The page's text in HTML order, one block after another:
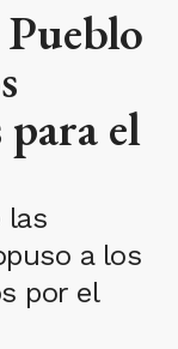
el
las
a los
por el